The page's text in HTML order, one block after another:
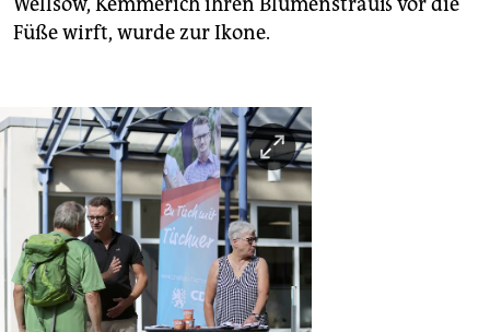
Füße wirft, wurde zur Ikone.